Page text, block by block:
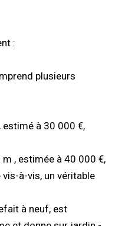
:
plusieurs
estimé à 30 000 €,
, estimée à 40 000 €,
à-vis, un véritable
à neuf, est